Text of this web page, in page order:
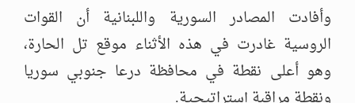
وأفادت المصادر السورية واللبنانية أن القوات
الروسية غادرت في هذه الأثناء موقع تل الحارة،
وهو أعلى نقطة في محافظة درعا جنوبي سوريا